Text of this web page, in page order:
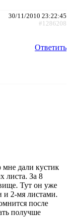
30/11/2010 23:22:45
#1286208
Ответить
мне дали кустик
листа. За 8
Тут он уже
и 2-мя листами.
после
получше